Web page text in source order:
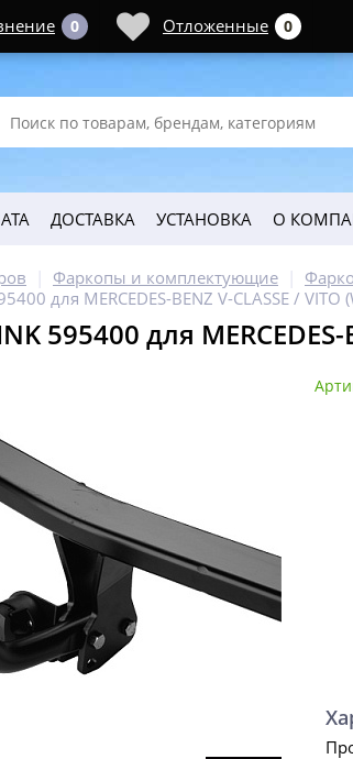
ДОСТАВКА УСТАНОВКА О
Фаркопы и комплектующие
для MERCEDES-BENZ V-CLASSE / VITO
595400 для MERCEDES-
0 Отложенные 0